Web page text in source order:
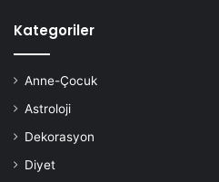
Kategoriler
Anne-Çocuk
Astroloji
Dekorasyon
Diyet